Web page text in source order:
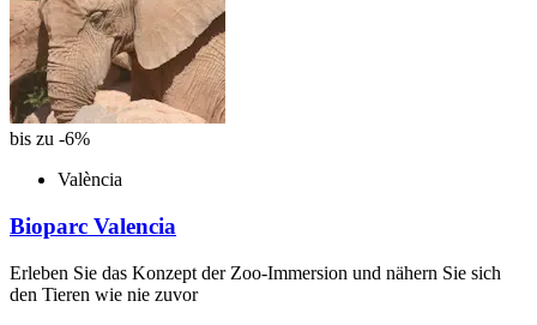
bis zu -6%
València
Bioparc Valencia
Erleben Sie das Konzept der Zoo-Immersion und nähern Sie sich
den Tieren wie nie zuvor